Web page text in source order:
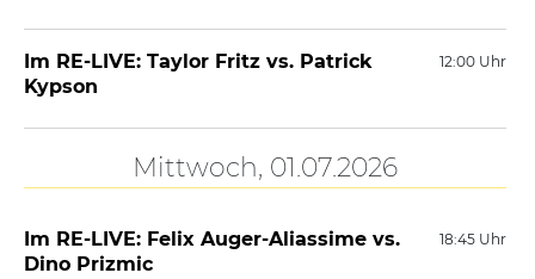
12:00 Uhr
Im RE-LIVE: Taylor Fritz vs. Patrick
Kypson
Mittwoch, 01.07.2026
18:45 Uhr
Im RE-LIVE: Felix Auger-Aliassime vs.
Dino Prizmic